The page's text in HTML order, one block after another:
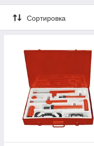
Сортировка